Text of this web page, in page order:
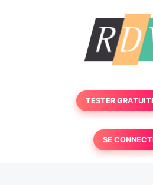
TESTER
SE